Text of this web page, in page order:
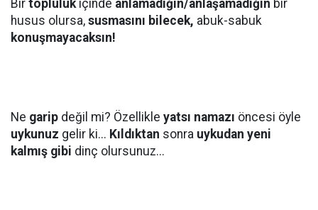
Bir toplulukiçinde anlamadığın/anlaşamadığın bir
husus olursa, susmasını bilecek, abuk-sabuk
konuşmayacaksın!
Ne garip değil mi? Özellikle yatsı namazı öncesi öyle
uykunuz gelir ki... Kıldıktan sonra uykudan yeni
kalmış gibi dinç olursunuz...